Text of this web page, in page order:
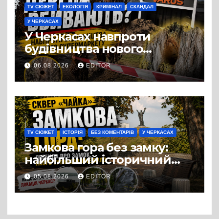
TV СЮЖЕТ ЕКОЛОГІЯ КРИМІНАЛ СКАНДАЛ
У ЧЕРКАСАХ
У Черкасах навпроти
будівництва нового
супермаркету VARUS на
проспекті Перемоги всохли
дерева. І це навряд чи
можна назвати
випадковістю
06.08.2026 EDITOR
TV СЮЖЕТ ІСТОРІЯ БЕЗ КОМЕНТАРІВ У ЧЕРКАСАХ
Замкова гора без замку:
найбільший історичний
міф Черкас
05.08.2026 EDITOR